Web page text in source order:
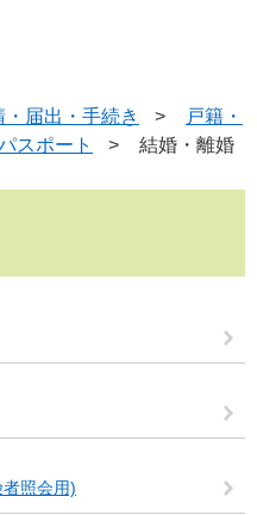
・届出・手続き >
戸籍・
スポート
> 結婚・離婚
照会用)